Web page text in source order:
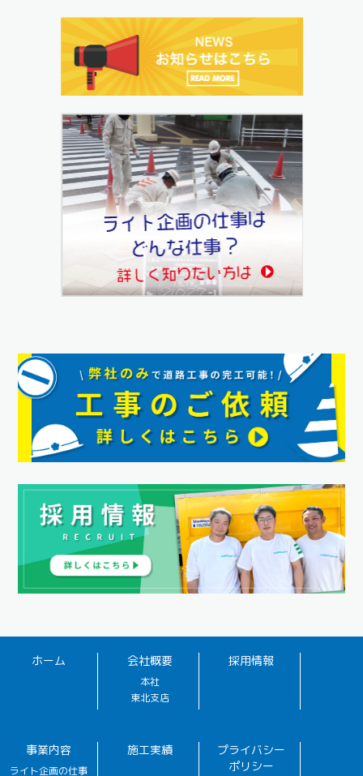
ホーム 会社概要
本社
東北支店
採用情報
事業内容
ライト企画の仕事
施工実績
プライバシー
ポリシー